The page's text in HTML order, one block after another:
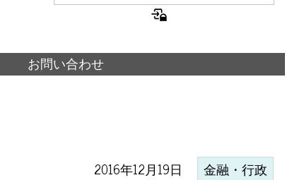
お問い合わせ
2016年12月19日 金融・行政